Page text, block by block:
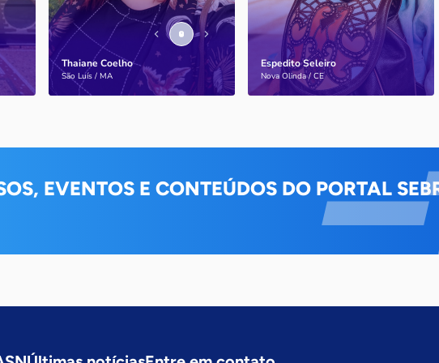
Thaiane Coelho
São Luís / MA
Saiba mais
Espedito Seleiro
Nova Olinda / CE
Saiba mais
EVENTOS E CONTEÚDOS DO PORTAL